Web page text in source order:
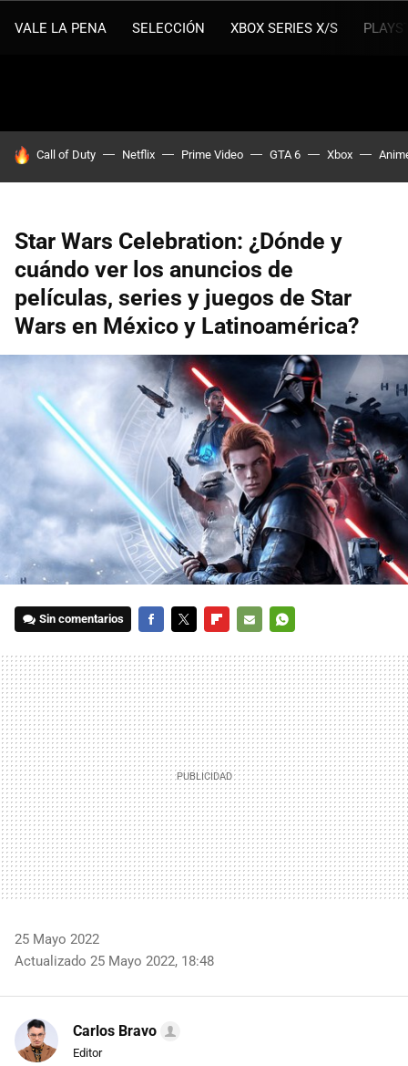
VALE LA PENA SELECCIÓN XBOX SERIES X/S
HOY SE HABLA DE
Call of Duty Netflix Prime Video GTA 6 Xbox
Star Wars Celebration: ¿Dónde y
cuándo ver los anuncios de
películas, series y juegos de Star
Wars en México y Latinoamérica?
Sin comentarios
MAIL
25 Mayo 2022
Actualizado 25 Mayo 2022, 18:48
Carlos Bravo
Editor